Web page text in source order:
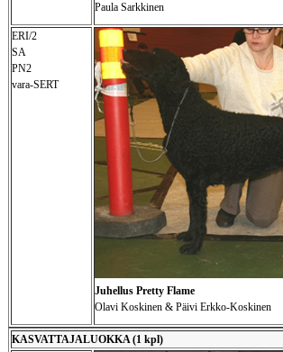
Paula Sarkkinen
ERI/2
SA
PN2
vara-SERT
Juhellus Pretty Flame
Olavi Koskinen & Päivi Erkko-Koskinen
KASVATTAJALUOKKA (1 kpl)